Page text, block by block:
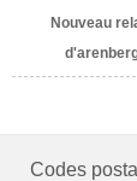
Nouveau
Codes